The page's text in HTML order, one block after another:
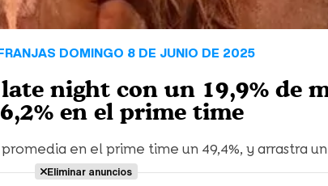
DOMINGO 8 DE JUNIO DE 2025
night con un 19,9% de
en el prime time
en el prime time un 49,4%, y arrastra
Eliminar anuncios